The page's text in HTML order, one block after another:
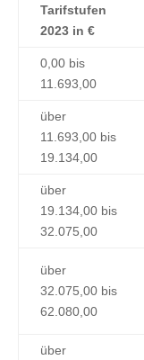
Tarifstufen
2023 in €
0,00 bis
11.693,00
über
11.693,00 bis
19.134,00
über
19.134,00 bis
32.075,00
über
32.075,00 bis
62.080,00
über